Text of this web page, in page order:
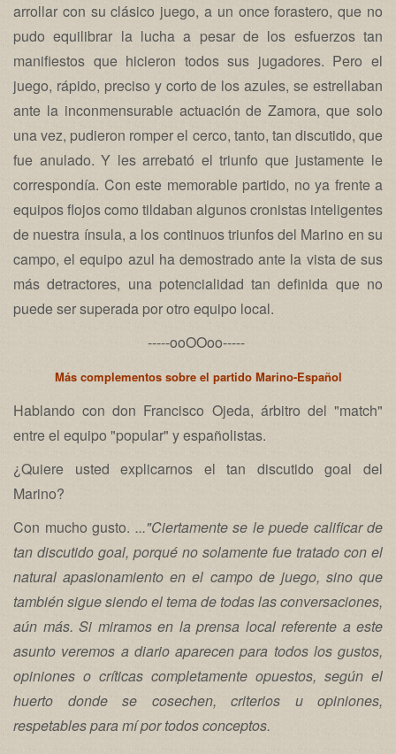
arrollar con su clásico juego, a un once forastero, que no
pudo equilibrar la lucha a pesar de los esfuerzos tan
manifiestos que hicieron todos sus jugadores. Pero el
juego, rápido, preciso y corto de los azules, se estrellaban
ante la inconmensurable actuación de Zamora, que solo
una vez, pudieron romper el cerco, tanto, tan discutido, que
fue anulado. Y les arrebató el triunfo que justamente le
correspondía. Con este memorable partido, no ya frente a
equipos flojos como tildaban algunos cronistas inteligentes
de nuestra ínsula, a los continuos triunfos del Marino en su
campo, el equipo azul ha demostrado ante la vista de sus
más detractores, una potencialidad tan definida que no
puede ser superada por otro equipo local.
-----ooOOoo-----
Más complementos sobre el partido Marino-Español
Hablando con don Francisco Ojeda, árbitro del "match"
entre el equipo "popular" y españolistas.
¿Quiere usted explicarnos el tan discutido goal del
Marino?
Con mucho gusto. ..."Ciertamente se le puede calificar de
tan discutido goal, porqué no solamente fue tratado con el
natural apasionamiento en el campo de juego, sino que
también sigue siendo el tema de todas las conversaciones,
aún más. Si miramos en la prensa local referente a este
asunto veremos a diario aparecen para todos los gustos,
opiniones o críticas completamente opuestos, según el
huerto donde se cosechen, criterios u opiniones,
respetables para mí por todos conceptos.